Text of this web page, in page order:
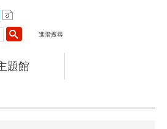
尋
進階搜尋
題館